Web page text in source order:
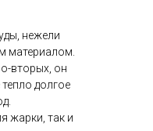
нежели
материалом.
вторых, он
долгое
жарки, так и